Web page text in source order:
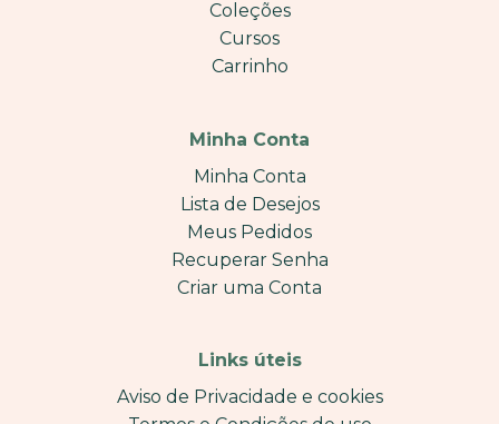
Coleções
Cursos
Carrinho
Minha Conta
Minha Conta
Lista de Desejos
Meus Pedidos
Recuperar Senha
Criar uma Conta
Links úteis
Aviso de Privacidade e cookies